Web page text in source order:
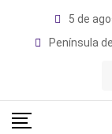
5 de
Península